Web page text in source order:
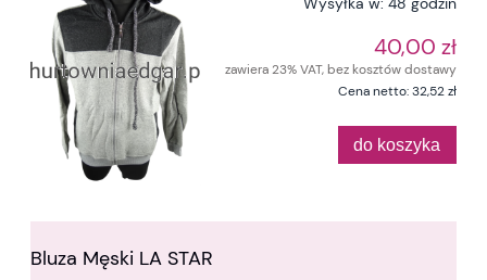
40,00 zł
zawiera 23% VAT, bez kosztów dostawy
Cena netto:32,52 zł
do koszyka
Bluza Męski LA STAR